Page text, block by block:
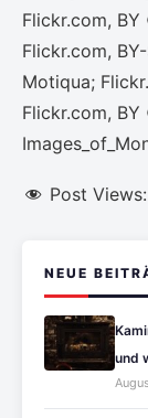
Flickr.com,
Flickr.com,
Motiqua;
Flickr.com,
Post Views:
NEUE
und